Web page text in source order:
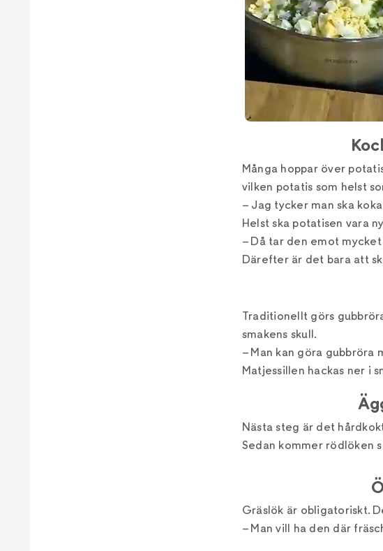
Många hoppar över
vilken potatis som helst
– Jag tycker man ska
Helst ska potatisen vara
– Då tar den emot
Därefter är det bara att
Traditionellt görs
smakens skull.
– Man kan göra gubbröra
Matjessillen hackas ner i
Nästa steg är det
Sedan kommer rödlöken
Gräslök är obligatoriskt.
– Man vill ha den där